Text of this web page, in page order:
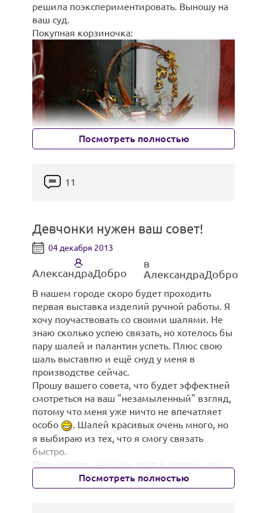
После автопортретов Билл опубликовала в
Facebook фото своей подруги: к животу,
покрытому морщинами, прижалось двое
детей.
фотосессии. Фотограф сняла уже более 70
матерей и сделала из этих материалов
альбом, который назвала «Красивое тело».
Планируется, что он выйдет в январе
следующего года. Предзаказ уже можно
сделать на сайте проекта.
Билл не пользуется услугами визажистов и
не пытается скрыть недостатки своих
моделей.
«Помню, когда я получила свои
фотографии, меня бросило в холодный
пот», — признается Николь Мид, одна из
моделей Билл.
Большинство женщин, которые приняли
участие в проекте, стесняются своего тела и
Мид не является исключением. Родив
первого ребенка, она начала прятать живот.
О бикини на пляже не могло быть и речи.
решила поэкспериментировать. Выношу на
ваш суд.
Покупная корзиночка:
Эти корзиночки сама делала:
А это ёлочка из бутылки шампанского,
гирлянды и конфеток:
Посмотреть полностью
11
Девчонки нужен ваш совет!
04 декабря 2013
АлександраДобро
в
АлександраДобро
В нашем городе скоро будет проходить
первая выставка изделий ручной работы. Я
хочу поучаствовать со своими шалями. Не
знаю сколько успею связать, но хотелось бы
пару шалей и палантин успеть. Плюс свою
шаль выставлю и ещё снуд у меня в
производстве сейчас.
Прошу вашего совета, что будет эффектней
смотреться на ваш "незамыленный" взгляд,
потому что меня уже ничто не впечатляет
особо
. Шалей красивых очень много, но
я выбираю из тех, что я смогу связать
быстро.
Прошу писать номер и цвет, в котором вам
видится изделие. Выбрать надо 3 штуки
желательно до конца недели.
Посмотреть полностью